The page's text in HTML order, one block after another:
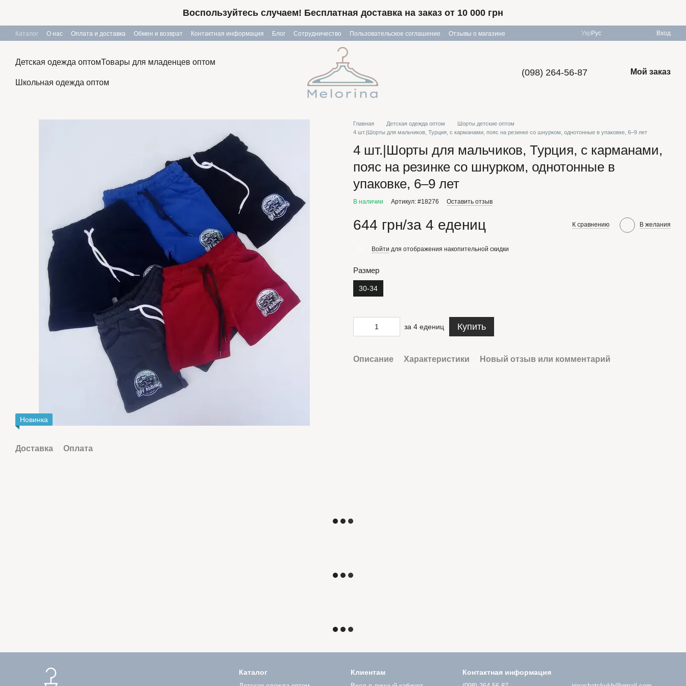
Воспользуйтесь случаем! Бесплатная доставка на заказ от 10 000 грн
Каталог О нас Оплата и доставка Обмен и возврат Контактная информация Блог Сотрудничество Пользовательское соглашение
Отзывы о магазине
Укр Рус Вход
Детская одежда оптомТовары для младенцев оптом
Школьная одежда оптом
(098) 264-56-87 Мой заказ
Новинка
Доставка Оплата
Главная Детская одежда оптом
Шорты детские оптом
4 шт.|Шорты для мальчиков, Турция, с карманами, пояс на резинке со шнурком, однотонные в упаковке, 6–9 лет
4 шт.|Шорты для мальчиков, Турция, с карманами,
пояс на резинке со шнурком, однотонные в
упаковке, 6–9 лет
В наличии Артикул: #18276 Оставить отзыв
644 грн/за 4 едениц К сравнению В желания
Войти для отображения накопительной скидки
Размер
30-34
за 4 едениц Купить
Описание Характеристики Новый отзыв или комментарий
Каталог Клиентам Контактная информация